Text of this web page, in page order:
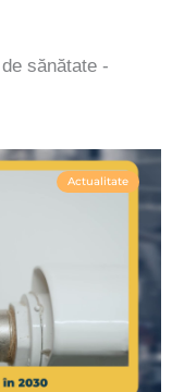
sănătate -
Actualitate